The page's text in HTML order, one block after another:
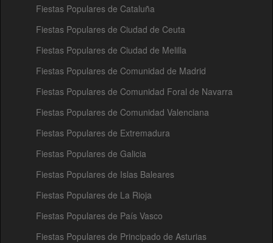
Fiestas Populares de Cataluña
Fiestas Populares de Ciudad de Ceuta
Fiestas Populares de Ciudad de Melilla
Fiestas Populares de Comunidad de Madrid
Fiestas Populares de Comunidad Foral de Navarra
Fiestas Populares de Comunidad Valenciana
Fiestas Populares de Extremadura
Fiestas Populares de Galicia
Fiestas Populares de Islas Baleares
Fiestas Populares de La Rioja
Fiestas Populares de País Vasco
Fiestas Populares de Principado de Asturias